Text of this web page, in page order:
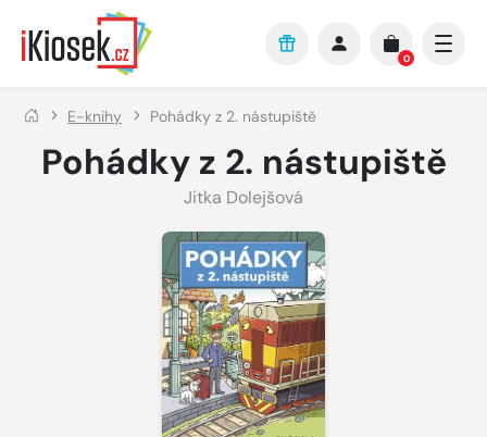
Přejít na hlavní obsah
0
E-knihy Pohádky z 2. nástupiště
Pohádky z 2. nástupiště
Jitka Dolejšová